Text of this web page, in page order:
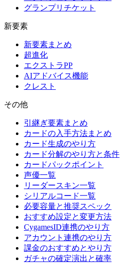
グランプリチケット
新要素
新要素まとめ
超進化
エクストラPP
AIアドバイス機能
クレスト
その他
引継ぎ要素まとめ
カードの入手方法まとめ
カード生成のやり方
カード分解のやり方と条件
カードパックポイント
声優一覧
リーダースキン一覧
シリアルコード一覧
必要容量と推奨スペック
おすすめ設定と変更方法
CygamesID連携のやり方
アカウント連携のやり方
課金のおすすめとやり方
ガチャの確定演出と確率